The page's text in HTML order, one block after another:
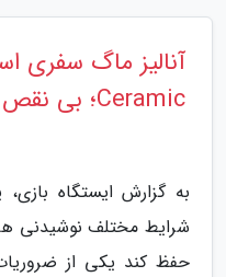
Ceramic؛ بی نقص و کاربردی
به گزارش ایستگاه
شرایط مختلف نوشیدنی
حفظ کند یکی از